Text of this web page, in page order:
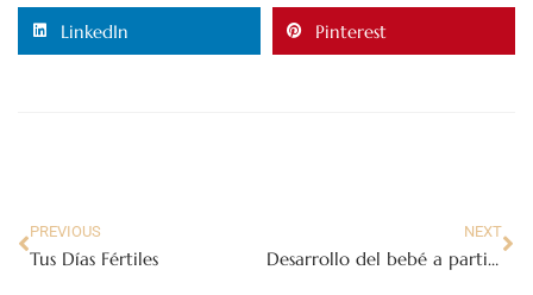
LinkedIn Pinterest
PREVIOUS
Tus Días Fértiles
NEXT
Desarrollo del bebé a partir de la semana 28